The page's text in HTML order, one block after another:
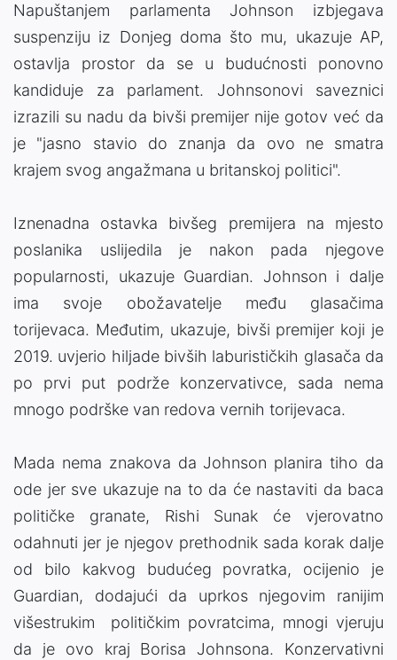
Napuštanjem parlamenta Johnson izbjegava
suspenziju iz Donjeg doma što mu, ukazuje AP,
ostavlja prostor da se u budućnosti ponovno
kandiduje za parlament. Johnsonovi saveznici
izrazili su nadu da bivši premijer nije gotov već da
je "jasno stavio do znanja da ovo ne smatra
krajem svog angažmana u britanskoj politici".
Iznenadna ostavka bivšeg premijera na mjesto
poslanika uslijedila je nakon pada njegove
popularnosti, ukazuje Guardian. Johnson i dalje
ima svoje obožavatelje među glasačima
torijevaca. Međutim, ukazuje, bivši premijer koji je
2019. uvjerio hiljade bivših laburističkih glasača da
po prvi put podrže konzervativce, sada nema
mnogo podrške van redova vernih torijevaca.
Mada nema znakova da Johnson planira tiho da
ode jer sve ukazuje na to da će nastaviti da baca
političke granate, Rishi Sunak će vjerovatno
odahnuti jer je njegov prethodnik sada korak dalje
od bilo kakvog budućeg povratka, ocijenio je
Guardian, dodajući da uprkos njegovim ranijim
višestrukim političkim povratcima, mnogi vjeruju
da je ovo kraj Borisa Johnsona. Konzervativni